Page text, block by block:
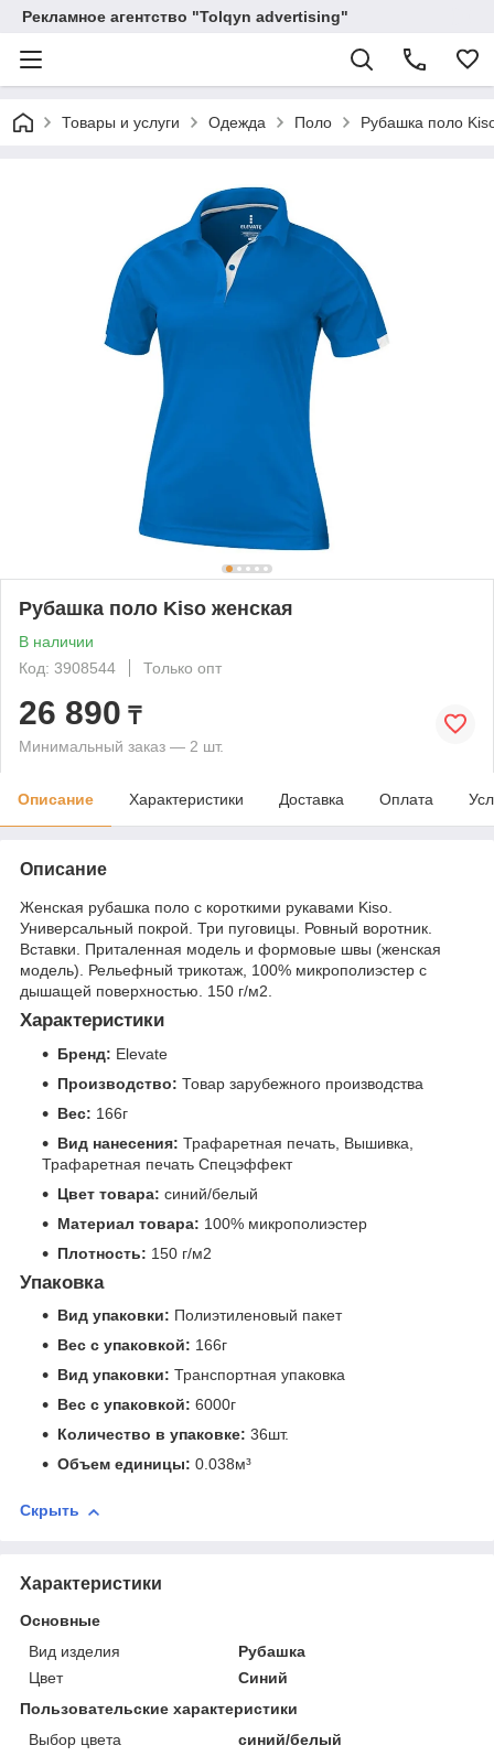
Рекламное агентство "Tolqyn advertising"
Товары и услуги Одежда Поло Рубашка поло
Рубашка поло Kiso женская
В наличии
Код: 3908544
Только опт
26 890 ₸
Минимальный заказ — 2 шт.
Описание Характеристики Доставка Оплата
Описание
Женская рубашка поло с короткими рукавами Kiso.
Универсальный покрой. Три пуговицы. Ровный воротник.
Вставки. Приталенная модель и формовые швы (женская
модель). Рельефный трикотаж, 100% микрополиэстер с
дышащей поверхностью. 150 г/м2.
Характеристики
Бренд: Elevate
Производство: Товар зарубежного производства
Вес: 166г
Вид нанесения: Трафаретная печать, Вышивка,
Трафаретная печать Спецэффект
Цвет товара: синий/белый
Материал товара: 100% микрополиэстер
Плотность: 150 г/м2
Упаковка
Вид упаковки: Полиэтиленовый пакет
Вес с упаковкой: 166г
Вид упаковки: Транспортная упаковка
Вес с упаковкой: 6000г
Количество в упаковке: 36шт.
Объем единицы: 0.038м³
Скрыть
Характеристики
Основные
Вид изделия
Рубашка
Цвет
Синий
Пользовательские характеристики
Выбор цвета
синий/белый